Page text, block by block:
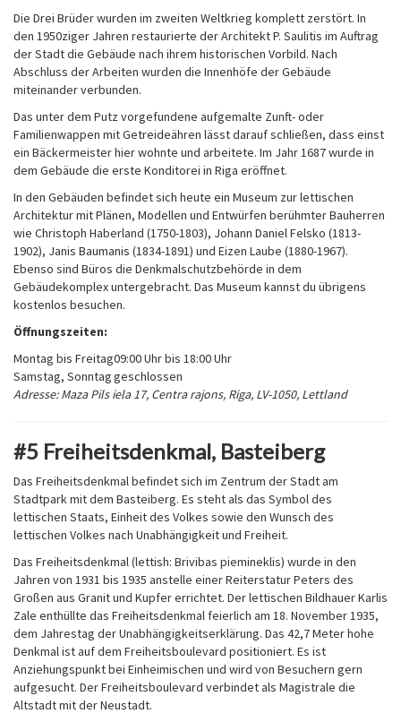
Die Drei Brüder wurden im zweiten Weltkrieg komplett zerstört. In
den 1950ziger Jahren restaurierte der Architekt P. Saulitis im Auftrag
der Stadt die Gebäude nach ihrem historischen Vorbild. Nach
Abschluss der Arbeiten wurden die Innenhöfe der Gebäude
miteinander verbunden.
Das unter dem Putz vorgefundene aufgemalte Zunft- oder
Familienwappen mit Getreideähren lässt darauf schließen, dass einst
ein Bäckermeister hier wohnte und arbeitete. Im Jahr 1687 wurde in
dem Gebäude die erste Konditorei in Riga eröffnet.
In den Gebäuden befindet sich heute ein Museum zur lettischen
Architektur mit Plänen, Modellen und Entwürfen berühmter Bauherren
wie Christoph Haberland (1750-1803), Johann Daniel Felsko (1813-
1902), Janis Baumanis (1834-1891) und Eizen Laube (1880-1967).
Ebenso sind Büros die Denkmalschutzbehörde in dem
Gebäudekomplex untergebracht. Das Museum kannst du übrigens
kostenlos besuchen.
Öffnungszeiten:
Montag bis Freitag09:00 Uhr bis 18:00 Uhr
Samstag, Sonntaggeschlossen
Adresse: Maza Pils iela 17, Centra rajons, Riga, LV-1050, Lettland
#5 Freiheitsdenkmal, Basteiberg
Das Freiheitsdenkmal befindet sich im Zentrum der Stadt am
Stadtpark mit dem Basteiberg. Es steht als das Symbol des
lettischen Staats, Einheit des Volkes sowie den Wunsch des
lettischen Volkes nach Unabhängigkeit und Freiheit.
Das Freiheitsdenkmal (lettish: Brivibas piemineklis) wurde in den
Jahren von 1931 bis 1935 anstelle einer Reiterstatur Peters des
Großen aus Granit und Kupfer errichtet. Der lettischen Bildhauer Karlis
Zale enthüllte das Freiheitsdenkmal feierlich am 18. November 1935,
dem Jahrestag der Unabhängigkeitserklärung. Das 42,7 Meter hohe
Denkmal ist auf dem Freiheitsboulevard positioniert. Es ist
Anziehungspunkt bei Einheimischen und wird von Besuchern gern
aufgesucht. Der Freiheitsboulevard verbindet als Magistrale die
Altstadt mit der Neustadt.